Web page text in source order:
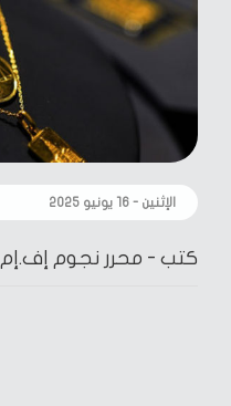
الإثنين - ١٦ يونيو ٢٠٢٥
كتب - محرر نجوم إف.إم